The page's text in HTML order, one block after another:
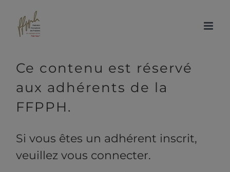
contenu
Ce contenu est réservé
aux adhérents de la
FFPPH.
Si vous êtes un adhérent inscrit,
veuillez vous connecter.